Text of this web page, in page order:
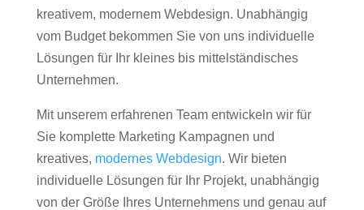
kreativem, modernem Webdesign. Unabhängig
vom Budget bekommen Sie von uns individuelle
Lösungen für Ihr kleines bis mittelständisches
Unternehmen.
Mit unserem erfahrenen Team entwickeln wir für
Sie komplette Marketing Kampagnen und
kreatives, modernes Webdesign. Wir bieten
individuelle Lösungen für Ihr Projekt, unabhängig
von der Größe Ihres Unternehmens und genau auf